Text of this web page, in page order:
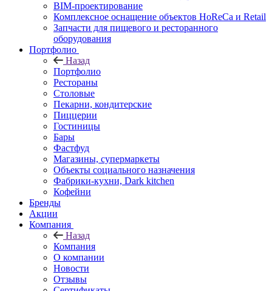
BIM-проектирование
Комплексное оснащение объектов HoReCa и Retail
Запчасти для пищевого и ресторанного
оборудования
Портфолио
Назад
Портфолио
Рестораны
Столовые
Пекарни, кондитерские
Пиццерии
Гостиницы
Бары
Фастфуд
Магазины, супермаркеты
Объекты социального назначения
Фабрики-кухни, Dark kitchen
Кофейни
Бренды
Акции
Компания
Назад
Компания
О компании
Новости
Отзывы